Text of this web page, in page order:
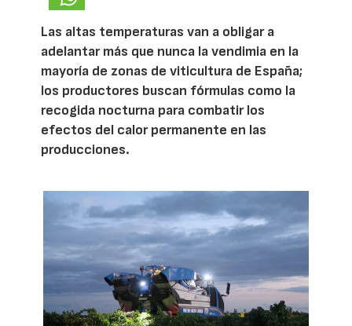
Las altas temperaturas van a obligar a
adelantar más que nunca la vendimia en la
mayoría de zonas de viticultura de España;
los productores buscan fórmulas como la
recogida nocturna para combatir los
efectos del calor permanente en las
producciones.